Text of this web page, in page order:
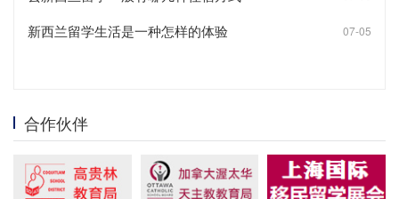
新西兰留学生活是一种怎样的体验 07-05
合作伙伴